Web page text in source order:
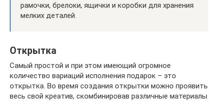
рамочки, брелоки, ящички и коробки для хранения
мелких деталей.
Открытка
Самый простой и при этом имеющий огромное
количество вариаций исполнения подарок – это
открытка. Во время создания открытки можно проявить
весь свой креатив, скомбинировав различные материалы